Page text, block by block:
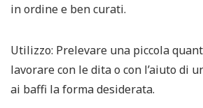
in ordine e ben curati.
Utilizzo: Prelevare una piccola
lavorare con le dita o con l’aiuto di
ai baffi la forma desiderata.